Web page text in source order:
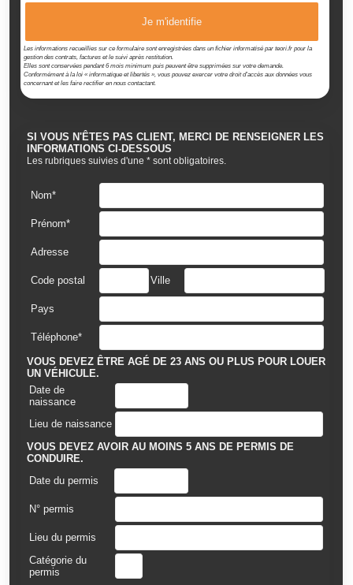
Je m'identifie
Les informations recueillies sur ce formulaire sont enregistrées dans un fichier informatisé par teori.fr pour la
gestion des contrats, factures et le suivi après restitution.
Elles sont conservées pendant 6 mois minimum puis peuvent être supprimées sur votre demande.
Conformément à la loi « informatique et libertés », vous pouvez exercer votre droit d'accès aux données vous
concernant et les faire rectifier en nous contactant.
SI VOUS N'ÊTES PAS CLIENT, MERCI DE RENSEIGNER LES
INFORMATIONS CI-DESSOUS
Les rubriques suivies d'une * sont obligatoires.
Nom*
Prénom*
Adresse
Code postal Ville
Pays
Téléphone*
VOUS DEVEZ ÊTRE AGÉ DE 23 ANS OU PLUS POUR LOUER
UN VÉHICULE.
Date de
naissance
Lieu de naissance
VOUS DEVEZ AVOIR AU MOINS 5 ANS DE PERMIS DE
CONDUIRE.
Date du permis
N° permis
Lieu du permis
Catégorie du
permis